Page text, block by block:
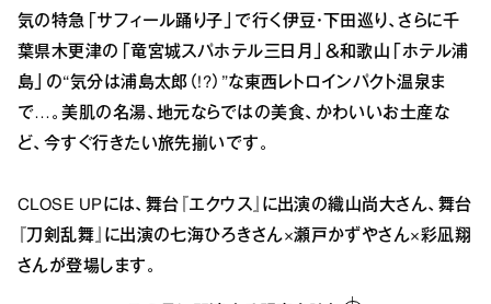
気の特急「サフィール踊り子」で行く伊豆・下田巡り、さらに千
葉県木更津の「竜宮城スパホテル三日月」＆和歌山「ホテル浦
島」の“気分は浦島太郎（!?）”な東西レトロインパクト温泉ま
で…。美肌の名湯、地元ならではの美食、かわいいお土産な
ど、今すぐ行きたい旅先揃いです。
CLOSE UPには、舞台『エクウス』に出演の織山尚大さん、舞台
『刀剣乱舞』に出演の七海ひろきさん×瀬戸かずやさん×彩凪翔
さんが登場します。